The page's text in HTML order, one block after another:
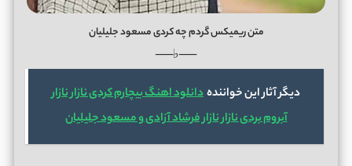
متن ریمیکس گردم چه کردی مسعود جلیلیان
──♭──
دیگر آثار این خوانندهدانلود اهنگ بیچارم کردی نازار نازار
آبروم بردی نازار نازار فرشاد آزادی و مسعود جلیلیان